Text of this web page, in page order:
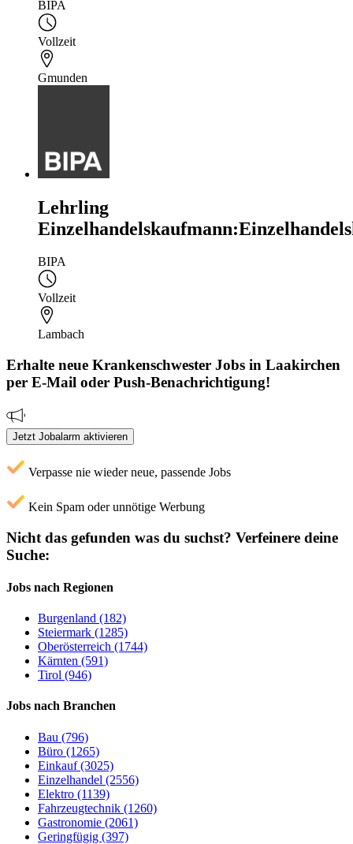
BIPA
Vollzeit
Gmunden
Lehrling
BIPA
Vollzeit
Lambach
Erhalte neue Krankenschwester Jobs in Laakirchen
per E-Mail oder Push-Benachrichtigung!
Jetzt Jobalarm aktivieren
Verpasse nie wieder neue, passende Jobs
Kein Spam oder unnötige Werbung
Nicht das gefunden was du suchst? Verfeinere deine
Suche:
Jobs nach Regionen
Burgenland (182)
Steiermark (1285)
Oberösterreich (1744)
Kärnten (591)
Tirol (946)
Jobs nach Branchen
Bau (796)
Büro (1265)
Einkauf (3025)
Einzelhandel (2556)
Elektro (1139)
Fahrzeugtechnik (1260)
Gastronomie (2061)
Geringfügig (397)